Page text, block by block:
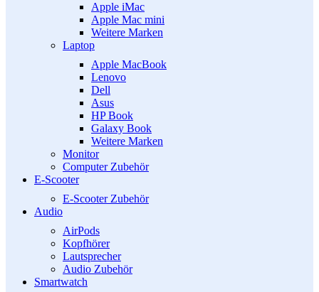
Apple iMac
Apple Mac mini
Weitere Marken
Laptop
Apple MacBook
Lenovo
Dell
Asus
HP Book
Galaxy Book
Weitere Marken
Monitor
Computer Zubehör
E-Scooter
E-Scooter Zubehör
Audio
AirPods
Kopfhörer
Lautsprecher
Audio Zubehör
Smartwatch